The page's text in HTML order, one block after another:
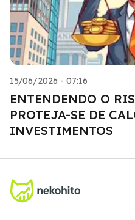
15/06/2026 - 07:16
ENTENDENDO O
PROTEJA-SE DE
INVESTIMENTOS